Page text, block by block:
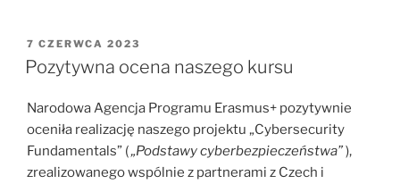
OPUBLIKOWANE
W
7 CZERWCA 2023
Pozytywna ocena naszego kursu
Narodowa Agencja Programu Erasmus+ pozytywnie
oceniła realizację naszego projektu „Cybersecurity
Fundamentals” („Podstawy cyberbezpieczeństwa”),
zrealizowanego wspólnie z partnerami z Czech i